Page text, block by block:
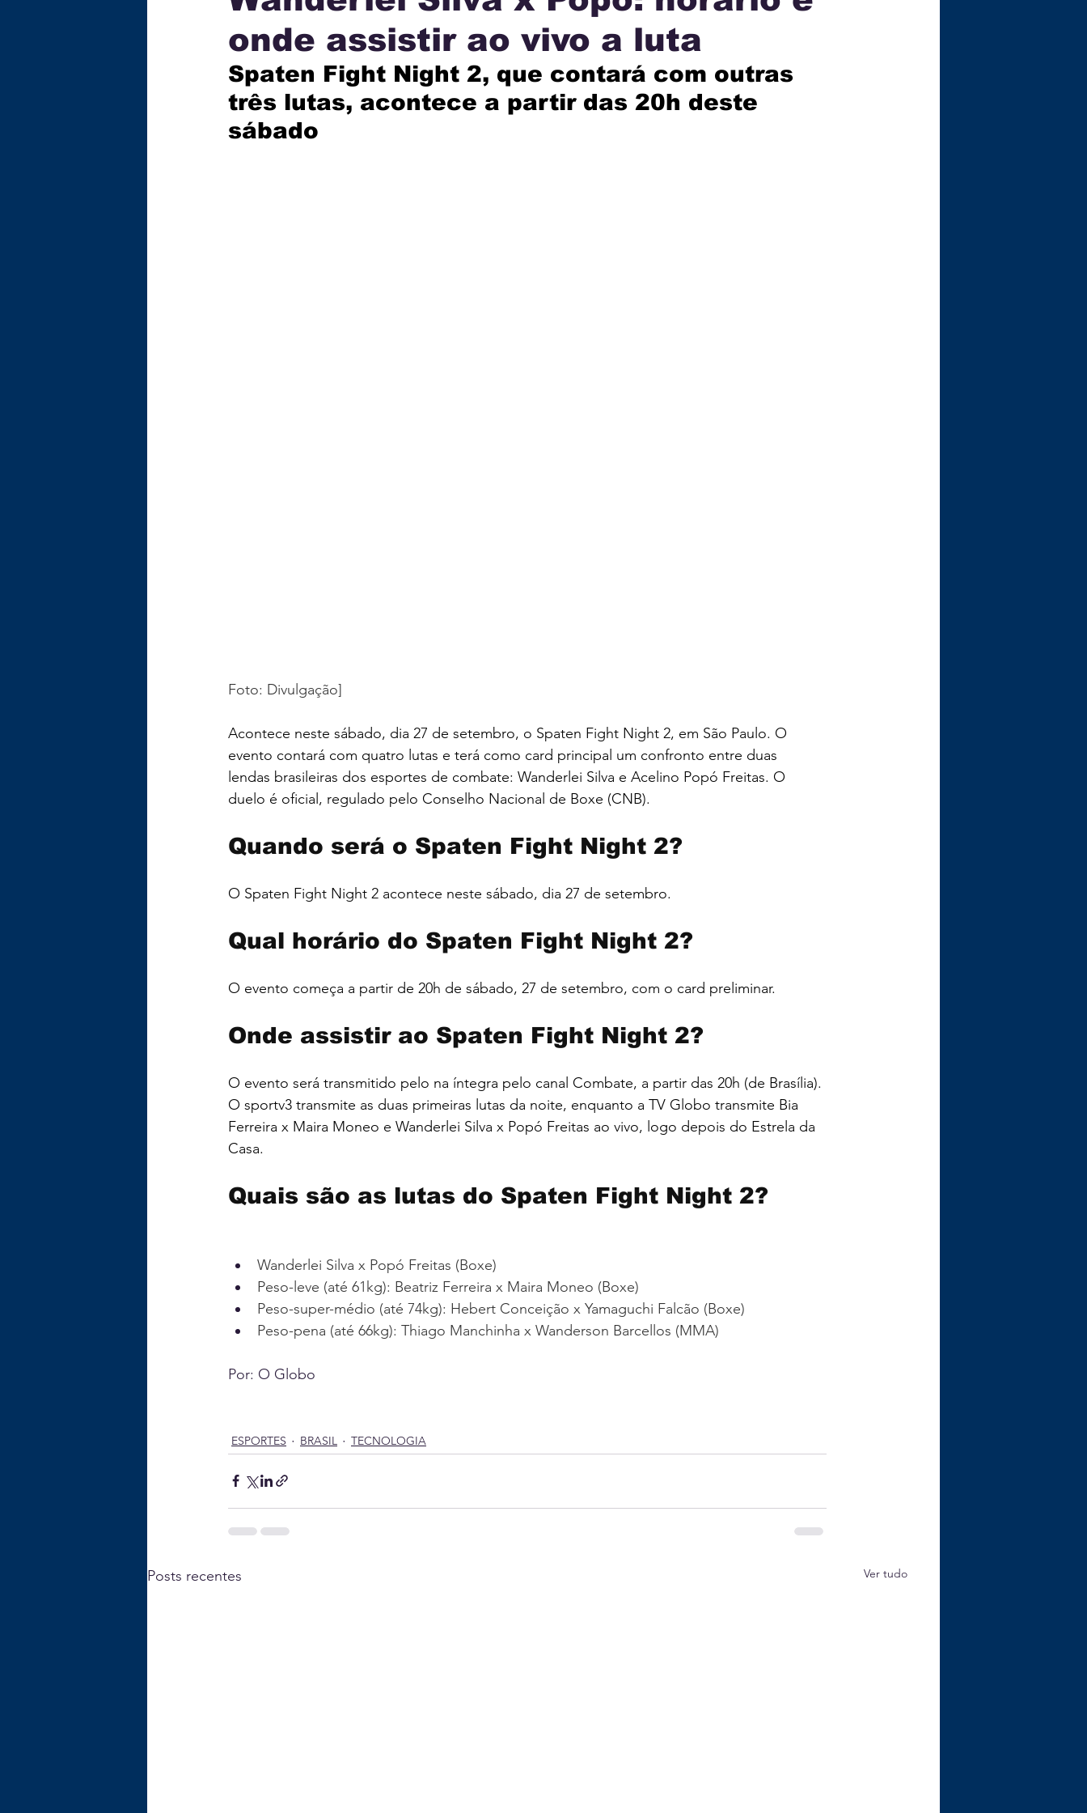
ECONOMIA TECNOLOGIA INTERNACIONAL MUNICÍPIOS JUSTIÇA
GASTRONOMIA EDUCAÇÃO
onde assistir ao vivo a luta
Spaten Fight Night 2, que contará com outras
três lutas, acontece a partir das 20h deste
sábado
Foto: Divulgação]
Acontece neste sábado, dia 27 de setembro, o Spaten Fight Night 2, em São Paulo. O
evento contará com quatro lutas e terá como card principal um confronto entre duas
lendas brasileiras dos esportes de combate: Wanderlei Silva e Acelino Popó Freitas. O
duelo é oficial, regulado pelo Conselho Nacional de Boxe (CNB).
Quando será o Spaten Fight Night 2?
O Spaten Fight Night 2 acontece neste sábado, dia 27 de setembro.
Qual horário do Spaten Fight Night 2?
O evento começa a partir de 20h de sábado, 27 de setembro, com o card preliminar.
Onde assistir ao Spaten Fight Night 2?
O evento será transmitido pelo na íntegra pelo canal Combate, a partir das 20h (de Brasília).
O sportv3 transmite as duas primeiras lutas da noite, enquanto a TV Globo transmite Bia
Ferreira x Maira Moneo e Wanderlei Silva x Popó Freitas ao vivo, logo depois do Estrela da
Casa.
Quais são as lutas do Spaten Fight Night 2?
Wanderlei Silva x Popó Freitas (Boxe)
Peso-leve (até 61kg): Beatriz Ferreira x Maira Moneo (Boxe)
Peso-super-médio (até 74kg): Hebert Conceição x Yamaguchi Falcão (Boxe)
Peso-pena (até 66kg): Thiago Manchinha x Wanderson Barcellos (MMA)
Por: O Globo
ESPORTES BRASIL TECNOLOGIA
Posts recentes Ver tudo